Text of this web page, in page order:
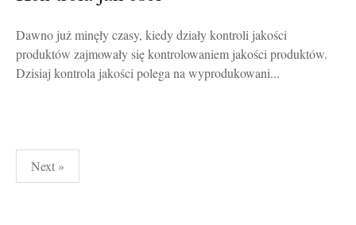
Dawno już minęły czasy, kiedy działy kontroli jakości
produktów zajmowały się kontrolowaniem jakości produktów.
Dzisiaj kontrola jakości polega na wyprodukowani...
Stronicowanie
wpisów
Next »